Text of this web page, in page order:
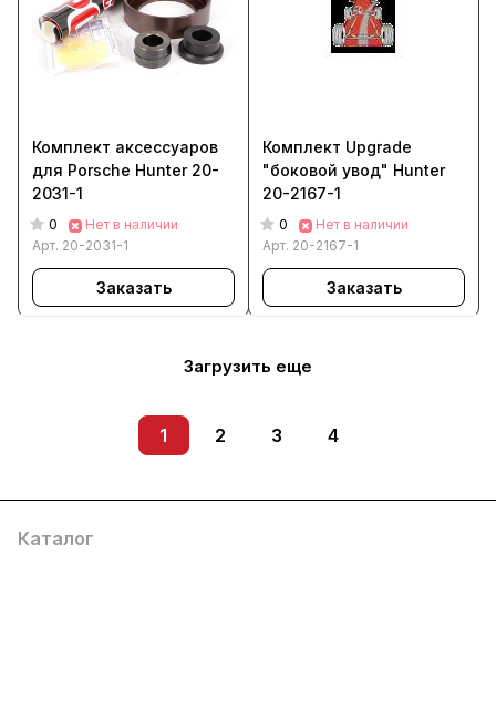
Комплект аксессуаров
для Porsche Hunter 20-
2031-1
0
Нет в наличии
Арт. 20-2031-1
Заказать
Комплект Upgrade
"боковой увод" Hunter
20-2167-1
0
Нет в наличии
Арт. 20-2167-1
Заказать
Загрузить еще
1 2 3 4
Каталог